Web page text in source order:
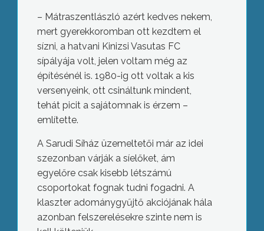
– Mátraszentlászló azért kedves nekem,
mert gyerekkoromban ott kezdtem el
sízni, a hatvani Kinizsi Vasutas FC
sípályája volt, jelen voltam még az
építésénél is. 1980-ig ott voltak a kis
versenyeink, ott csináltunk mindent,
tehát picit a sajátomnak is érzem –
említette.
A Sarudi Síház üzemeltetői már az idei
szezonban várják a síelőket, ám
egyelőre csak kisebb létszámú
csoportokat fognak tudni fogadni. A
klaszter adománygyűjtő akciójának hála
azonban felszerelésekre szinte nem is